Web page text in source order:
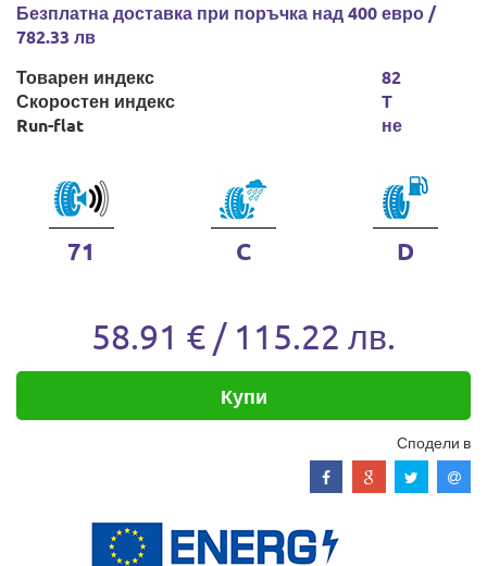
Безплатна доставка при поръчка над 400 евро /
782.33 лв
Товарен индекс
Скоростен индекс
Run-flat
82
T
не
71 C D
58.91 € / 115.22 лв.
Купи
Сподели в